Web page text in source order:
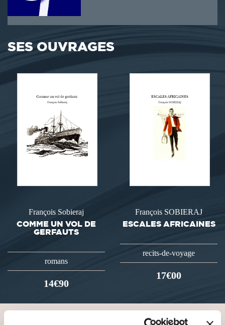
SES OUVRAGES
François Sobieraj
COMME UN VOL DE
GERFAUTS
romans
14€90
François SOBIERAJ
ESCALES AFRICAINES
recits-de-voyage
17€00